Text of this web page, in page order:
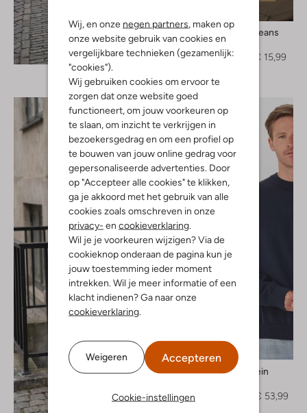
Wij, en onze negen partners , maken op
onze website gebruik van cookies en
vergelijkbare technieken (gezamenlijk:
"cookies").
Wij gebruiken cookies om ervoor te
zorgen dat onze website goed
functioneert, om jouw voorkeuren op
te slaan, om inzicht te verkrijgen in
bezoekersgedrag en om een profiel op
te bouwen van jouw online gedrag voor
gepersonaliseerde advertenties. Door
op "Accepteer alle cookies" te klikken,
ga je akkoord met het gebruik van alle
cookies zoals omschreven in onze
privacy- en cookieverklaring
Wil je je voorkeuren wijzigen? Via de
cookieknop onderaan de pagina kun je
jouw toestemming ieder moment
intrekken. Wil je meer informatie of een
klacht indienen? Ga naar onze
cookieverklaring
Weigeren Accepteren
Cookie-instellingen
Ontdek de look
Tommy Jeans
T-shirt
€ 39,99
€ 15,99
-40%
Calvin Klein
€ 53,99